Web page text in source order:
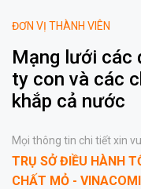
ĐƠN VỊ THÀNH VIÊN
Mạng lưới các
ty con và các
khắp cả nước
Mọi thông tin chi tiết xin
TRỤ SỞ ĐIỀU HÀNH
CHẤT MỎ -